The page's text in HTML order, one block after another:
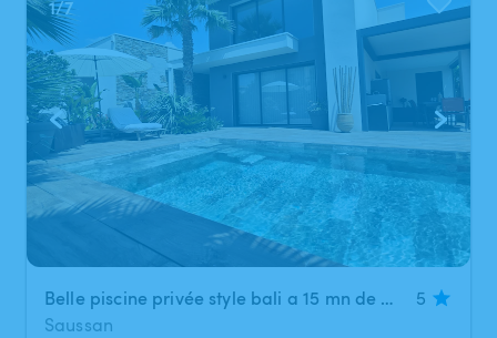
1/7
Belle piscine privée style bali a 15 mn de montpellier
5
Saussan